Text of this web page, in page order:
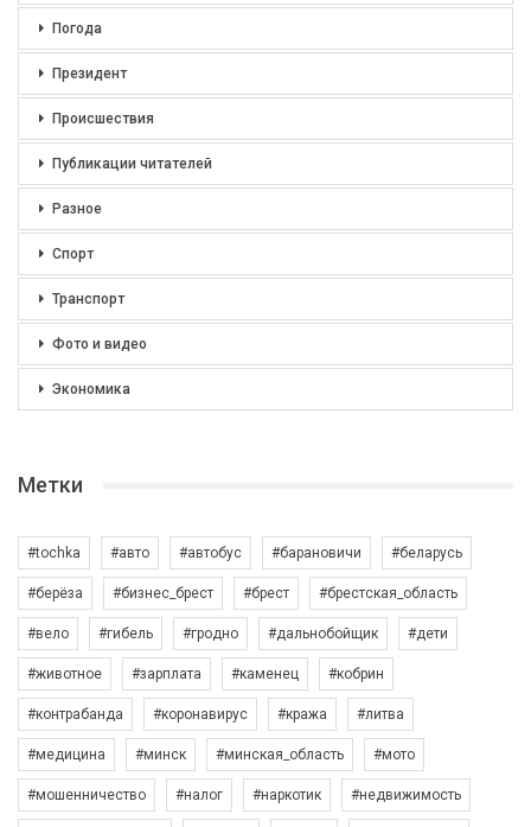
Погода
Президент
Происшествия
Публикации читателей
Разное
Спорт
Транспорт
Фото и видео
Экономика
Метки
#tochka #авто #автобус #барановичи #беларусь
#берёза #бизнес_брест #брест #брестская_область
#вело #гибель #гродно #дальнобойщик #дети
#животное #зарплата #каменец #кобрин
#контрабанда #коронавирус #кража #литва
#медицина #минск #минская_область #мото
#мошенничество #налог #наркотик #недвижимость